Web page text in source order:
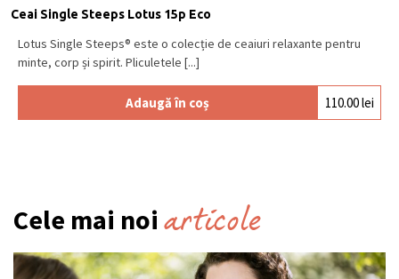
Ceai Single Steeps Lotus 15p Eco
Lotus Single Steeps® este o colecție de ceaiuri relaxante pentru
minte, corp și spirit. Pliculetele [...]
Adaugă în coș 110.00lei
Cele mai noi articole